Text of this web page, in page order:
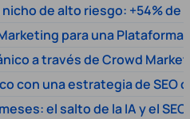
de alto riesgo: +54% de
para una
a través de Crowd
con una estrategia de SEO
el salto de la IA y el SEO